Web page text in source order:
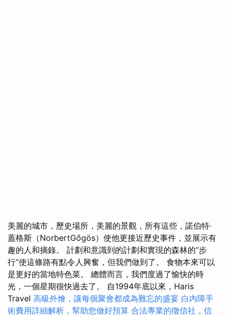
美麗的城市，歷史場所，美麗的景觀，所有這些，諾伯特·
蓋格斯（NorbertGőgös）使他更接近歷史事件，並展示有
趣的人和摘錄。 計劃和意識到的計劃和實現的森林的“步
行”使這條路有點令人興奮，但我們做到了。 食物本來可以
是更好的當地特色菜。 總體而言，我們度過了愉快的時
光，一個星期很快過去了。 自1994年底以來，Haris
Travel 高級外燴，讓每個聚會都成為難忘的盛宴 白內障手
術費用詳細解析，幫助您做好預算 合法專業的徵信社，信